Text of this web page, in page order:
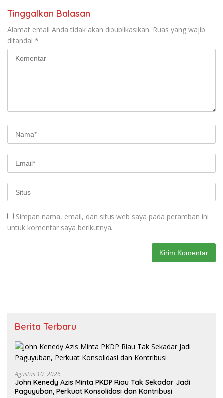
Tinggalkan Balasan
Alamat email Anda tidak akan dipublikasikan. Ruas yang wajib
ditandai *
Simpan nama, email, dan situs web saya pada peramban ini
untuk komentar saya berikutnya.
Berita Terbaru
Agustus 10, 2026
John Kenedy Azis Minta PKDP Riau Tak Sekadar Jadi
Paguyuban, Perkuat Konsolidasi dan Kontribusi ‎